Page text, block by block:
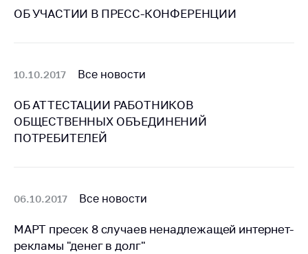
конкурентной
политики
ОБ УЧАСТИИ В ПРЕСС-КОНФЕРЕНЦИИ
10.10.2017 Все новости
ОБ АТТЕСТАЦИИ РАБОТНИКОВ
ОБЩЕСТВЕННЫХ ОБЪЕДИНЕНИЙ
ПОТРЕБИТЕЛЕЙ
06.10.2017 Все новости
МАРТ пресек 8 случаев ненадлежащей интернет-
рекламы "денег в долг"